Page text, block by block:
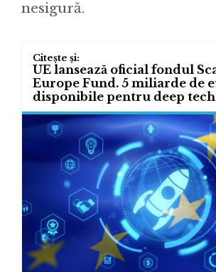
nesigură.
UE lansează oficial fondul
Europe Fund. 5 miliarde de
disponibile pentru deep tech